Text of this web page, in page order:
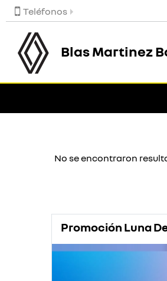
Teléfonos
Blas Martinez
No se encontraron
Promoción Luna